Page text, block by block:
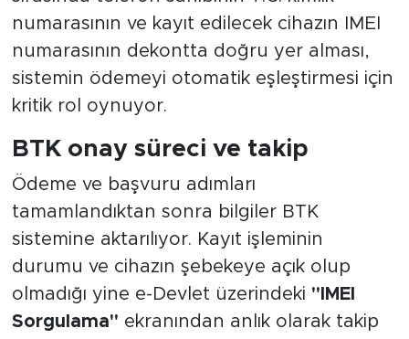
numarasının ve kayıt edilecek cihazın IMEI
numarasının dekontta doğru yer alması,
sistemin ödemeyi otomatik eşleştirmesi için
kritik rol oynuyor.
BTK onay süreci ve takip
Ödeme ve başvuru adımları
tamamlandıktan sonra bilgiler BTK
sistemine aktarılıyor. Kayıt işleminin
durumu ve cihazın şebekeye açık olup
olmadığı yine e-Devlet üzerindeki "IMEI
Sorgulama" ekranından anlık olarak takip